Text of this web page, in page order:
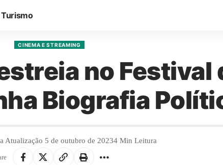
Turismo
CINEMA E STREAMING
no Festival
Biografia
Atualização 5 de outubro de 20234 Min Leitura